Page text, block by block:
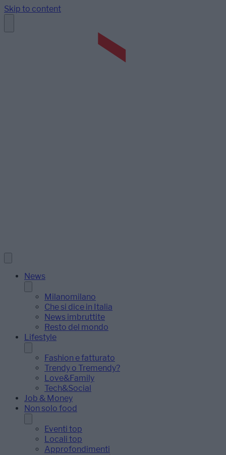
Skip to content
News
Milanomilano
Che si dice in Italia
News imbruttite
Resto del mondo
Lifestyle
Fashion e fatturato
Trendy o Tremendy?
Love&Family
Tech&Social
Job & Money
Non solo food
Eventi top
Locali top
Approfondimenti